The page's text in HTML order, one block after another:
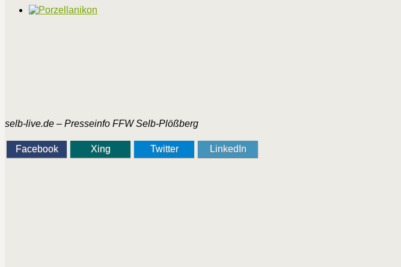
selb-live.de – Presseinfo FFW Selb-Plößberg
Facebook Xing Twitter LinkedIn